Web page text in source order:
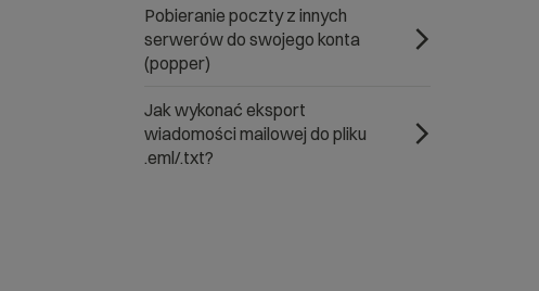
Pobieranie poczty z innych
serwerów do swojego konta
(popper)
Jak wykonać eksport
wiadomości mailowej do pliku
.eml/.txt?